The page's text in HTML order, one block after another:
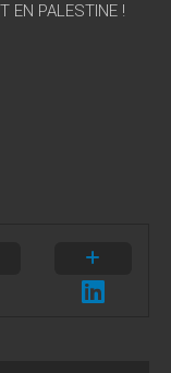
EN PALESTINE !